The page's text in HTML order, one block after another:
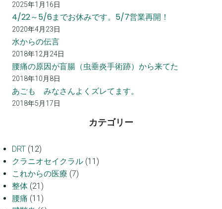
2025年1月16日
4/22～5/6までお休みです。5/7営業再開！
2020年4月23日
水からの伝言
2018年12月24日
腰痛の原因が盲腸（虫垂炎手術跡）から来てた
2018年10月8日
あごも みなさんよくズレてます。
2018年5月17日
カテゴリー
DRT (12)
クラニオセイクラル (11)
これからの医療 (7)
整体 (21)
腰痛 (11)